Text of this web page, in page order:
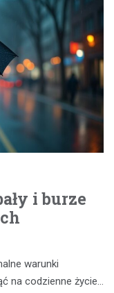
i burze
warunki
na codzienne życie…